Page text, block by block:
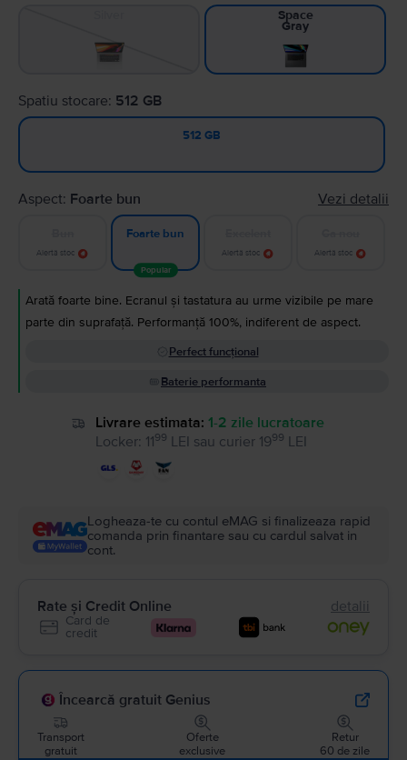
Space
Gray
Spatiu stocare: 512 GB
512 GB
Aspect: Foarte bun Vezi detalii
Alertă stoc
Foarte bun
Popular
Alertă stoc Alertă stoc
Arată foarte bine. Ecranul și tastatura au urme vizibile pe mare
parte din suprafață. Performanță 100%, indiferent de aspect.
Perfect funcțional
Baterie performanta
Livrare estimata: 1-2 zile lucratoare
Locker: 1199 LEI sau curier 1999 LEI
Logheaza-te cu contul eMAG si finalizeaza rapid
comanda prin finantare sau cu cardul salvat in
cont.
Rate și Credit Online detalii
Card de
credit
Încearcă gratuit Genius
Transport
gratuit
Oferte
exclusive
Retur
60 de zile